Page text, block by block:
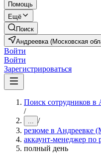
Помощь
Ещё
Поиск
Андреевка (Московская
Войти
Войти
Зарегистрироваться
Поиск сотрудников в
/
... /
резюме в Андреевке
аккаунт-менеджер по
полный день